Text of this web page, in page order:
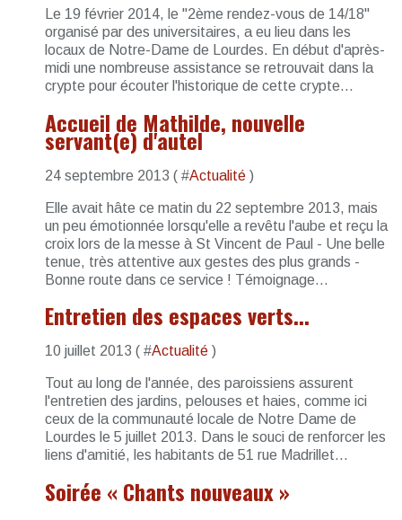
Le 19 février 2014, le "2ème rendez-vous de 14/18"
organisé par des universitaires, a eu lieu dans les
locaux de Notre-Dame de Lourdes. En début d'après-
midi une nombreuse assistance se retrouvait dans la
crypte pour écouter l'historique de cette crypte...
Accueil de Mathilde, nouvelle
servant(e) d'autel
24 septembre 2013 ( #Actualité )
Elle avait hâte ce matin du 22 septembre 2013, mais
un peu émotionnée lorsqu'elle a revêtu l'aube et reçu la
croix lors de la messe à St Vincent de Paul - Une belle
tenue, très attentive aux gestes des plus grands -
Bonne route dans ce service ! Témoignage...
Entretien des espaces verts...
10 juillet 2013 ( #Actualité )
Tout au long de l'année, des paroissiens assurent
l'entretien des jardins, pelouses et haies, comme ici
ceux de la communauté locale de Notre Dame de
Lourdes le 5 juillet 2013. Dans le souci de renforcer les
liens d'amitié, les habitants de 51 rue Madrillet...
Soirée « Chants nouveaux »